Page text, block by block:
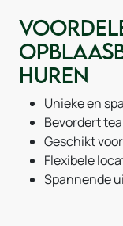
huren
Unieke en
Bevordert
Geschikt
Flexibele
Spannende